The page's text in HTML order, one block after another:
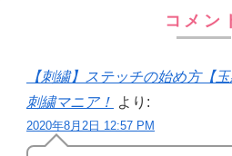
コメン
【刺繍】ステッチの始め方【
刺繍マニア！ より:
2020年8月2日 12:57 PM